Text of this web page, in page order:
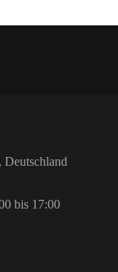
Deutschland
bis 17:00